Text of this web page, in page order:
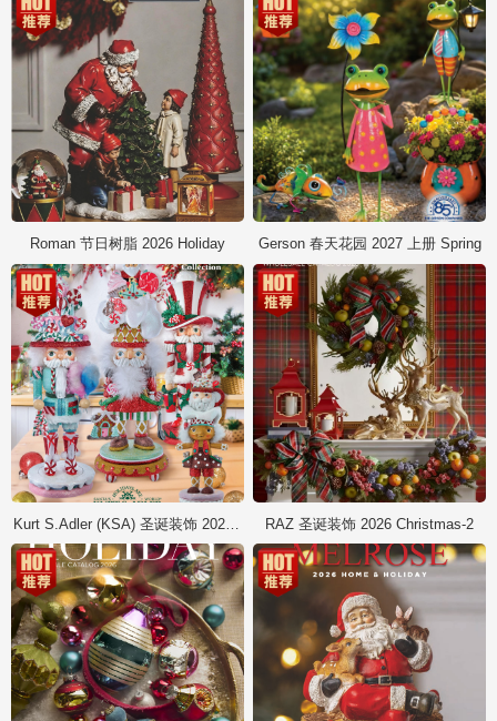
Roman 节日树脂 2026 Holiday Gerson 春天花园 2027 上册 Spring
RAZ 圣诞装饰 2026 Christmas-2